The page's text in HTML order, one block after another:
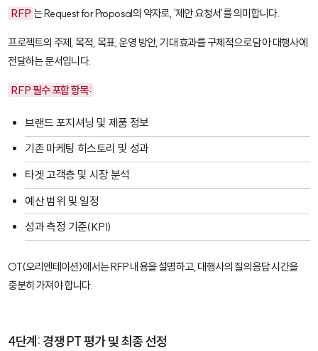
RFP 는 Request for Proposal의 약자로, '제안 요청서'를 의미합니다.
프로젝트의 주제, 목적, 목표, 운영 방안, 기대 효과를 구체적으로 담아 대행사에
전달하는 문서입니다.
RFP 필수 포함 항목:
브랜드 포지셔닝 및 제품 정보
기존 마케팅 히스토리 및 성과
타겟 고객층 및 시장 분석
예산 범위 및 일정
성과 측정 기준(KPI)
OT(오리엔테이션)에서는 RFP 내용을 설명하고, 대행사의 질의응답 시간을
충분히 가져야 합니다.
4단계: 경쟁 PT 평가 및 최종 선정